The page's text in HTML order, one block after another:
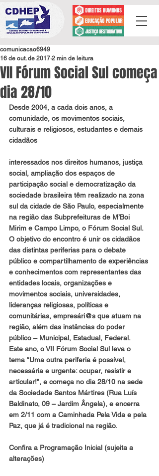
VII Fórum Social Sul começa
dia 28/10
comunicacao6949
16 de out. de 2017 2 min de leitura
Desde 2004, a cada dois anos, a
comunidade, os movimentos sociais,
culturais e religiosos, estudantes e demais
cidadãos
interessados nos direitos humanos, justiça
social, ampliação dos espaços de
participação social e democratização da
sociedade brasileira têm realizado na zona
sul da cidade de São Paulo, especialmente
na região das Subprefeituras de M’Boi
Mirim e Campo Limpo, o Fórum Social Sul.
O objetivo do encontro é unir os cidadãos
das distintas periferias para o debate
público e compartilhamento de experiências
e conhecimentos com representantes das
entidades locais, organizações e
movimentos sociais, universidades,
lideranças religiosas, políticas e
comunitárias, empresári@s que atuam na
região, além das instâncias do poder
público – Municipal, Estadual, Federal.
Este ano, o VII Fórum Social Sul leva o
tema “Uma outra periferia é possível,
necessária e urgente: ocupar, resistir e
articular!”, e começa no dia 28/10 na sede
da Sociedade Santos Mártires (Rua Luís
Baldinato, 09 – Jardim Ângela), e encerra
em 2/11 com a Caminhada Pela Vida e pela
Paz, que já é tradicional na região.
Confira a Programação Inicial (sujeita a
alterações)